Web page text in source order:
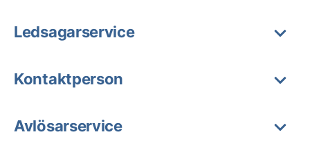
Ledsagarservice
Kontaktperson
Avlösarservice